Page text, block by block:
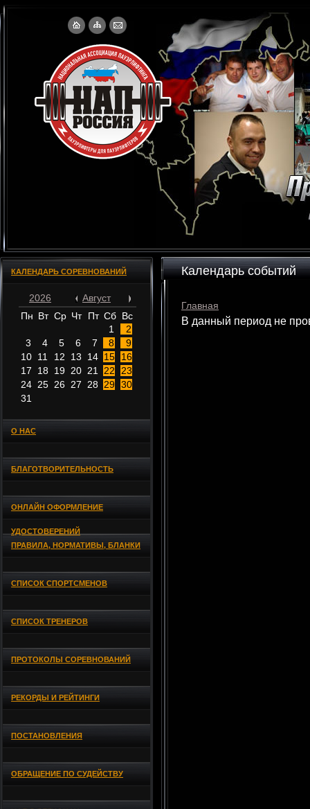
КАЛЕНДАРЬ СОРЕВНОВАНИЙ
2026
Август
Пн Вт Ср Чт Пт Сб Вс
1
2
3
4 5 6 7 8
9
10 11 12 13 14 15
16
17
18 19 20 21 22
23
24 25 26 27 28 29 30
31
О НАС
БЛАГОТВОРИТЕЛЬНОСТЬ
ОНЛАЙН ОФОРМЛЕНИЕ
УДОСТОВЕРЕНИЙ
ПРАВИЛА, НОРМАТИВЫ, БЛАНКИ
СПИСОК СПОРТСМЕНОВ
СПИСОК ТРЕНЕРОВ
ПРОТОКОЛЫ СОРЕВНОВАНИЙ
РЕКОРДЫ И РЕЙТИНГИ
ПОСТАНОВЛЕНИЯ
ОБРАЩЕНИЕ ПО СУДЕЙСТВУ
Календарь событий
Главная
В данный период не